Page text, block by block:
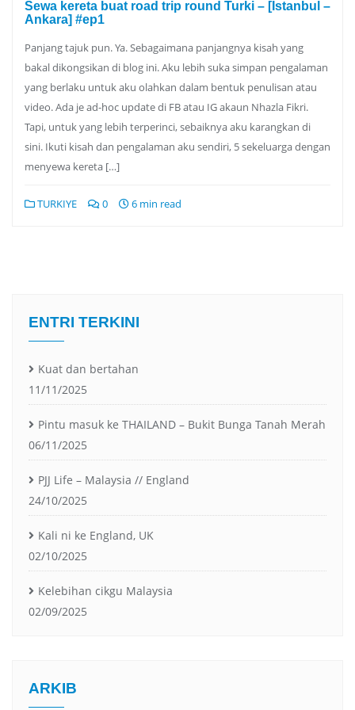
Sewa kereta buat road trip round Turki – [Istanbul –
Ankara] #ep1
Panjang tajuk pun. Ya. Sebagaimana panjangnya kisah yang
bakal dikongsikan di blog ini. Aku lebih suka simpan pengalaman
yang berlaku untuk aku olahkan dalam bentuk penulisan atau
video. Ada je ad-hoc update di FB atau IG akaun Nhazla Fikri.
Tapi, untuk yang lebih terperinci, sebaiknya aku karangkan di
sini. Ikuti kisah dan pengalaman aku sendiri, 5 sekeluarga dengan
menyewa kereta […]
TURKIYE 0 6 min read
ENTRI TERKINI
Kuat dan bertahan
11/11/2025
Pintu masuk ke THAILAND – Bukit Bunga Tanah Merah
06/11/2025
PJJ Life – Malaysia // England
24/10/2025
Kali ni ke England, UK
02/10/2025
Kelebihan cikgu Malaysia
02/09/2025
ARKIB